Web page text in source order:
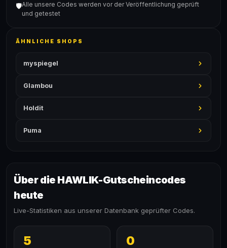
🛡️Alle unsere Codes werden vor der Veröffentlichung geprüft
und getestet
ÄHNLICHE SHOPS
myspiegel
Glambou
Holdit
Puma
Über die HAWLIK-Gutscheincodes
heute
Live-Statistiken aus unserer Datenbank geprüfter Codes.
5 0